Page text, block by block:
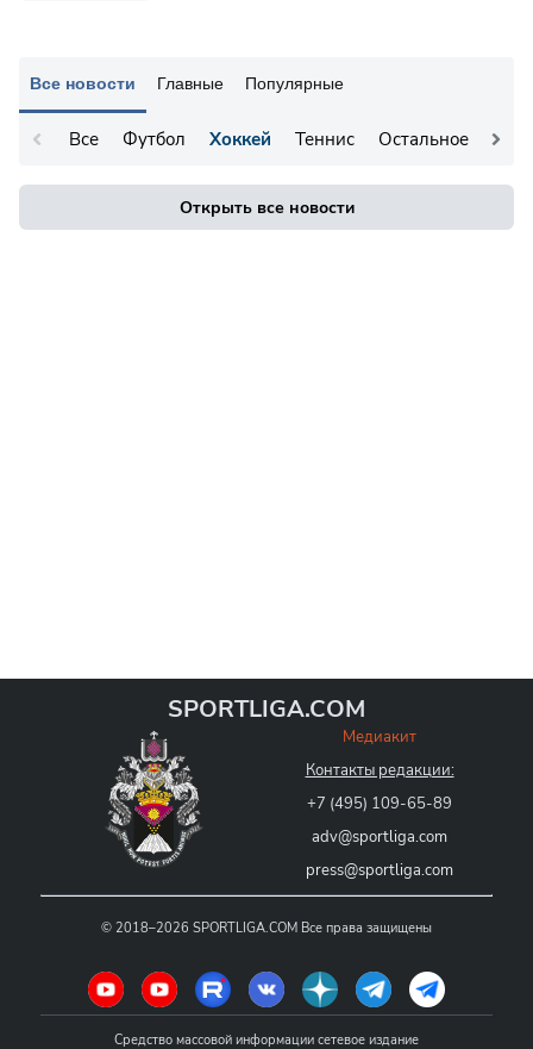
Все новости Главные Популярные
Все Футбол Хоккей Теннис Остальное
Открыть все новости
SPORTLIGA.COM
Медиакит
Контакты редакции:
+7 (495) 109-65-89
adv@sportliga.com
press@sportliga.com
© 2018–2026 SPORTLIGA.COM Все права защищены
Средство массовой информации сетевое издание